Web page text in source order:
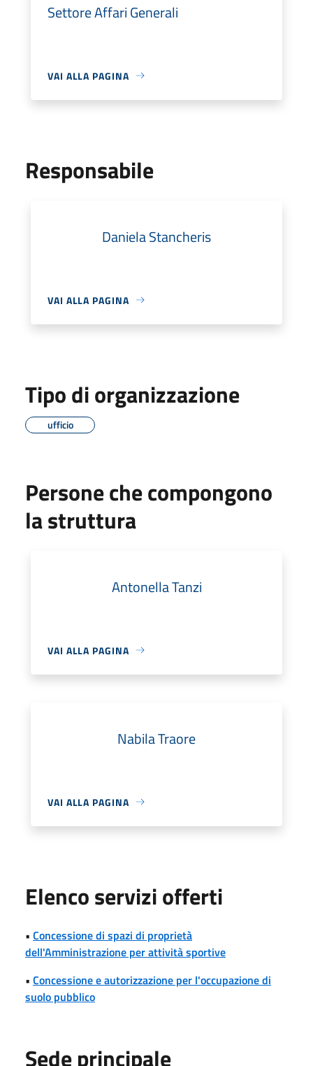
Settore Affari Generali
VAI ALLA PAGINA
Responsabile
Daniela Stancheris
VAI ALLA PAGINA
Tipo di organizzazione
ufficio
Persone che compongono
la struttura
Antonella Tanzi
VAI ALLA PAGINA
Nabila Traore
VAI ALLA PAGINA
Elenco servizi offerti
• Concessione di spazi di proprietà
dell'Amministrazione per attività sportive
• Concessione e autorizzazione per l'occupazione di
suolo pubblico
Sede principale